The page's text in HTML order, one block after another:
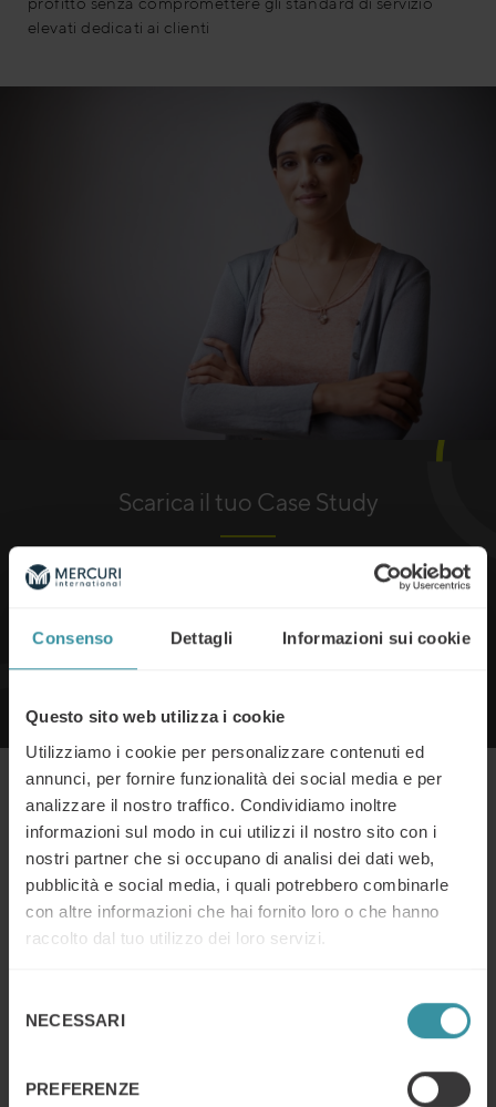
Consenso Dettagli Informazioni sui cookie
Questo sito web utilizza i cookie
Utilizziamo i cookie per personalizzare contenuti ed
annunci, per fornire funzionalità dei social media e per
analizzare il nostro traffico. Condividiamo inoltre
informazioni sul modo in cui utilizzi il nostro sito con i
nostri partner che si occupano di analisi dei dati web,
pubblicità e social media, i quali potrebbero combinarle
con altre informazioni che hai fornito loro o che hanno
raccolto dal tuo utilizzo dei loro servizi.
delNECESSARI
PREFERENZE
elevati dedicati ai clienti
Scarica il tuo Case Study
Termini di Servizio
Accetto itermini e condizioni
Continua a leggere
ABB e l’implementazione globale
della vendita basata sul valore
Continua a leggere
Trasformare la presenza fieristica in
una crescita aziendale tangibile per